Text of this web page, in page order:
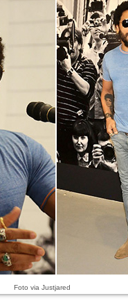
Foto via Justjared